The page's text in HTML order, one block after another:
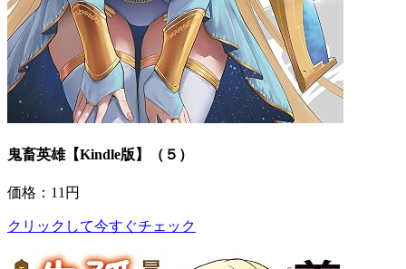
鬼畜英雄【Kindle版】（５）
価格：11円
クリックして今すぐチェック